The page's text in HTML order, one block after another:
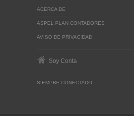
ACERCA DE
ASPEL PLAN CONTADORES
AVISO DE PRIVACIDAD
Soy Conta
SIEMPRE CONECTADO